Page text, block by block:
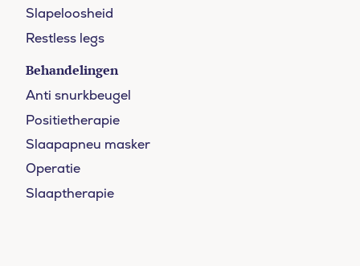
Slapeloosheid
Restless legs
Behandelingen
Anti snurkbeugel
Positietherapie
Slaapapneu masker
Operatie
Slaaptherapie